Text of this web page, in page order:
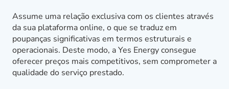
Assume uma relação exclusiva com os clientes através
da sua plataforma online, o que se traduz em
poupanças significativas em termos estruturais e
operacionais. Deste modo, a Yes Energy consegue
oferecer preços mais competitivos, sem comprometer a
qualidade do serviço prestado.